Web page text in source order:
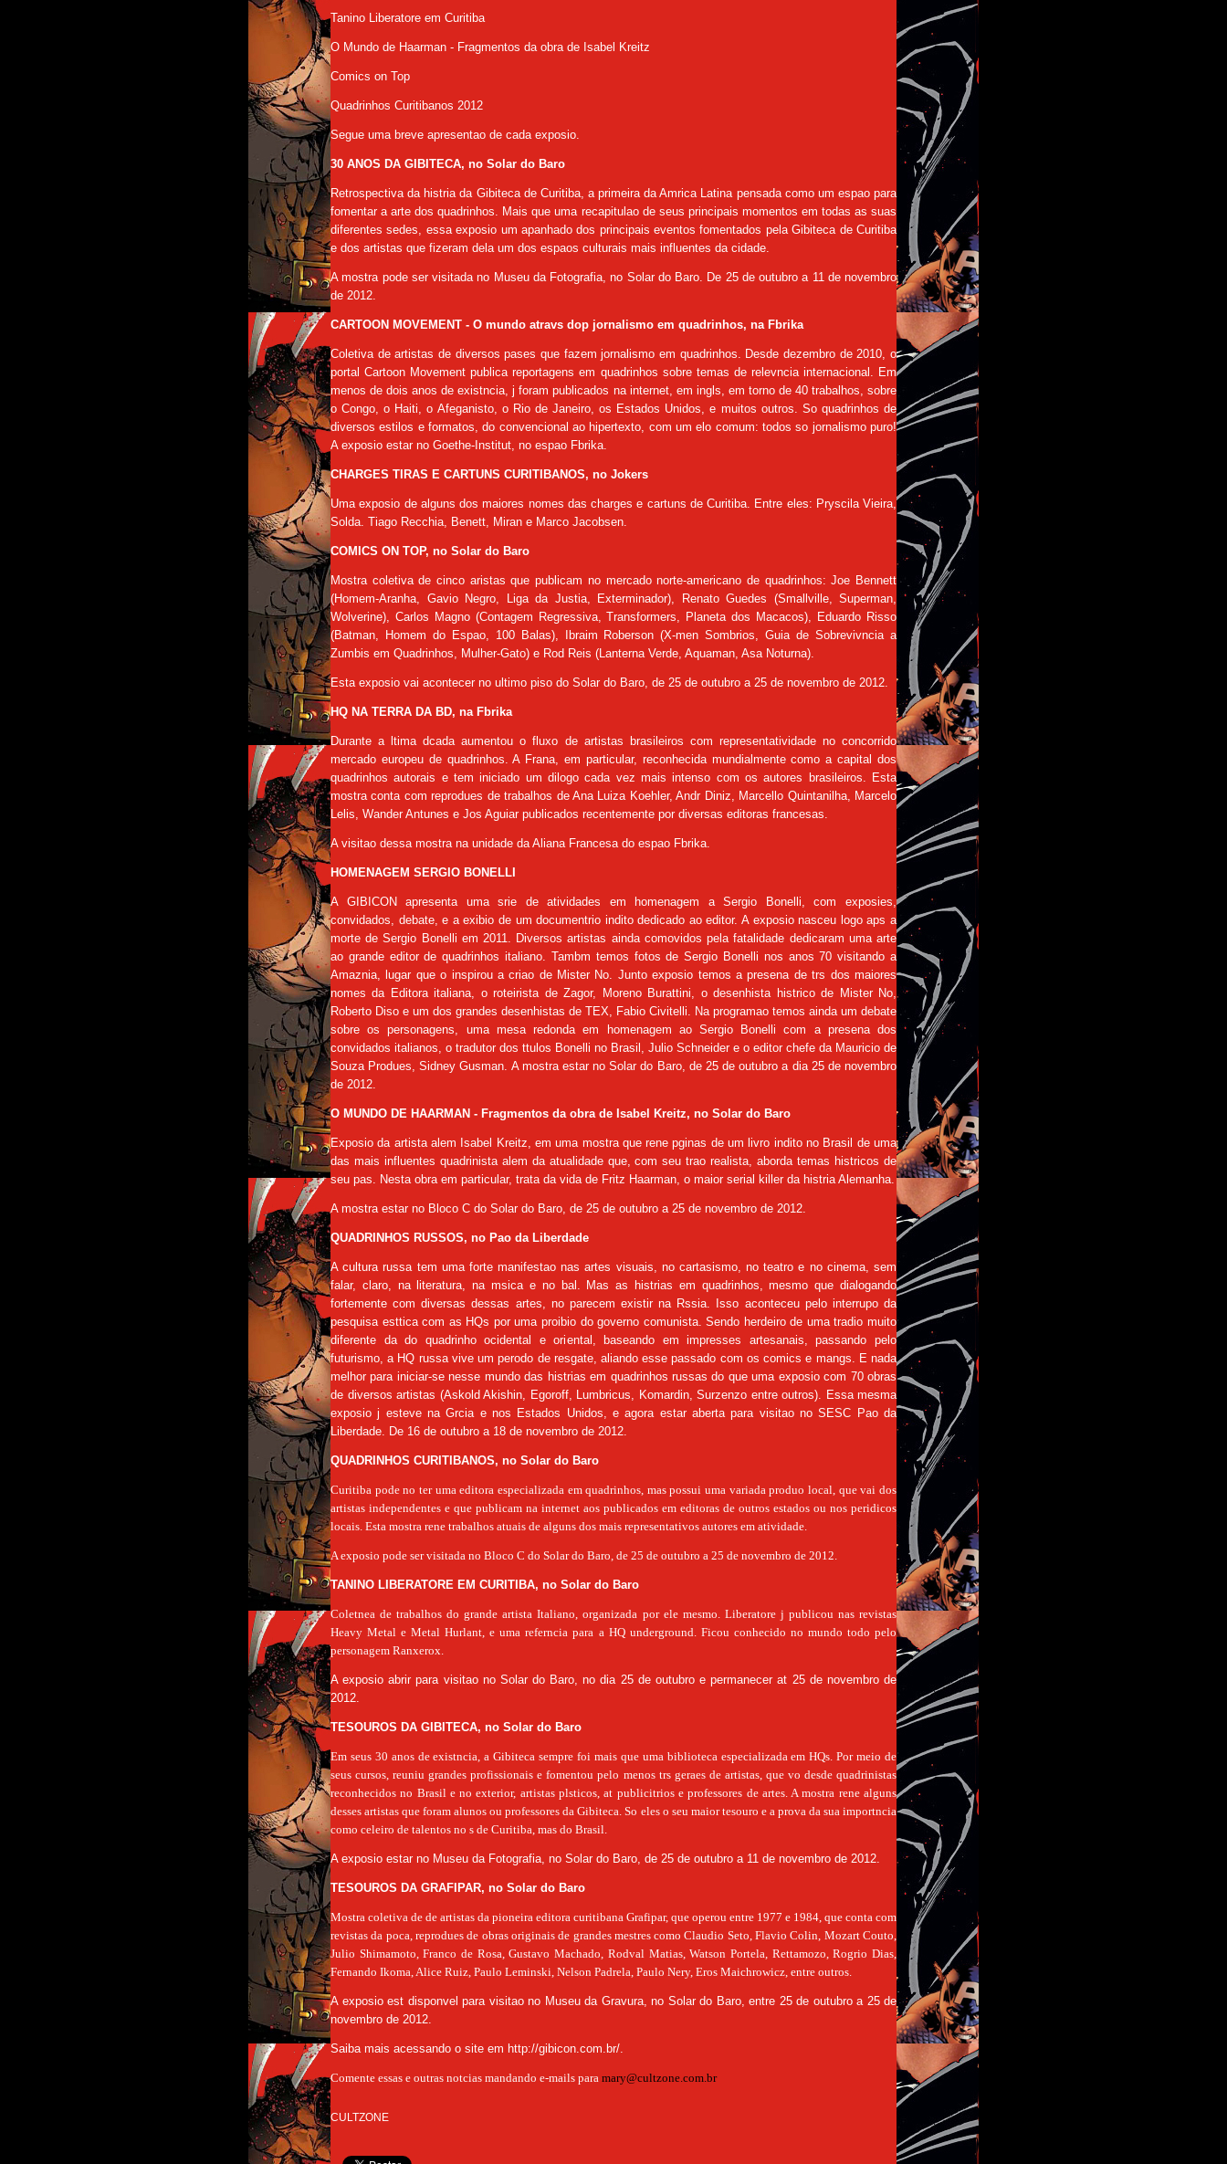
Tanino Liberatore em Curitiba
O Mundo de Haarman - Fragmentos da obra de Isabel Kreitz
Comics on Top
Quadrinhos Curitibanos 2012
Segue uma breve apresentao de cada exposio.
30 ANOS DA GIBITECA, no Solar do Baro
Retrospectiva da histria da Gibiteca de Curitiba, a primeira da Amrica Latina pensada como um espao para
fomentar a arte dos quadrinhos. Mais que uma recapitulao de seus principais momentos em todas as suas
diferentes sedes, essa exposio um apanhado dos principais eventos fomentados pela Gibiteca de Curitiba
e dos artistas que fizeram dela um dos espaos culturais mais influentes da cidade.
A mostra pode ser visitada no Museu da Fotografia, no Solar do Baro. De 25 de outubro a 11 de novembro
de 2012.
CARTOON MOVEMENT - O mundo atravs dop jornalismo em quadrinhos, na Fbrika
Coletiva de artistas de diversos pases que fazem jornalismo em quadrinhos. Desde dezembro de 2010, o
portal Cartoon Movement publica reportagens em quadrinhos sobre temas de relevncia internacional. Em
menos de dois anos de existncia, j foram publicados na internet, em ingls, em torno de 40 trabalhos, sobre
o Congo, o Haiti, o Afeganisto, o Rio de Janeiro, os Estados Unidos, e muitos outros. So quadrinhos de
diversos estilos e formatos, do convencional ao hipertexto, com um elo comum: todos so jornalismo puro!
A exposio estar no Goethe-Institut, no espao Fbrika.
CHARGES TIRAS E CARTUNS CURITIBANOS, no Jokers
Uma exposio de alguns dos maiores nomes das charges e cartuns de Curitiba. Entre eles: Pryscila Vieira,
Solda. Tiago Recchia, Benett, Miran e Marco Jacobsen.
COMICS ON TOP, no Solar do Baro
Mostra coletiva de cinco aristas que publicam no mercado norte-americano de quadrinhos: Joe Bennett
(Homem-Aranha, Gavio Negro, Liga da Justia, Exterminador), Renato Guedes (Smallville, Superman,
Wolverine), Carlos Magno (Contagem Regressiva, Transformers, Planeta dos Macacos), Eduardo Risso
(Batman, Homem do Espao, 100 Balas), Ibraim Roberson (X-men Sombrios, Guia de Sobrevivncia a
Zumbis em Quadrinhos, Mulher-Gato) e Rod Reis (Lanterna Verde, Aquaman, Asa Noturna).
Esta exposio vai acontecer no ultimo piso do Solar do Baro, de 25 de outubro a 25 de novembro de 2012.
HQ NA TERRA DA BD, na Fbrika
Durante a ltima dcada aumentou o fluxo de artistas brasileiros com representatividade no concorrido
mercado europeu de quadrinhos. A Frana, em particular, reconhecida mundialmente como a capital dos
quadrinhos autorais e tem iniciado um dilogo cada vez mais intenso com os autores brasileiros. Esta
mostra conta com reprodues de trabalhos de Ana Luiza Koehler, Andr Diniz, Marcello Quintanilha, Marcelo
Lelis, Wander Antunes e Jos Aguiar publicados recentemente por diversas editoras francesas.
A visitao dessa mostra na unidade da Aliana Francesa do espao Fbrika.
HOMENAGEM SERGIO BONELLI
A GIBICON apresenta uma srie de atividades em homenagem a Sergio Bonelli, com exposies,
convidados, debate, e a exibio de um documentrio indito dedicado ao editor. A exposio nasceu logo aps a
morte de Sergio Bonelli em 2011. Diversos artistas ainda comovidos pela fatalidade dedicaram uma arte
ao grande editor de quadrinhos italiano. Tambm temos fotos de Sergio Bonelli nos anos 70 visitando a
Amaznia, lugar que o inspirou a criao de Mister No. Junto exposio temos a presena de trs dos maiores
nomes da Editora italiana, o roteirista de Zagor, Moreno Burattini, o desenhista histrico de Mister No,
Roberto Diso e um dos grandes desenhistas de TEX, Fabio Civitelli. Na programao temos ainda um debate
sobre os personagens, uma mesa redonda em homenagem ao Sergio Bonelli com a presena dos
convidados italianos, o tradutor dos ttulos Bonelli no Brasil, Julio Schneider e o editor chefe da Mauricio de
Souza Produes, Sidney Gusman. A mostra estar no Solar do Baro, de 25 de outubro a dia 25 de novembro
de 2012.
O MUNDO DE HAARMAN - Fragmentos da obra de Isabel Kreitz, no Solar do Baro
Exposio da artista alem Isabel Kreitz, em uma mostra que rene pginas de um livro indito no Brasil de uma
das mais influentes quadrinista alem da atualidade que, com seu trao realista, aborda temas histricos de
seu pas. Nesta obra em particular, trata da vida de Fritz Haarman, o maior serial killer da histria Alemanha.
A mostra estar no Bloco C do Solar do Baro, de 25 de outubro a 25 de novembro de 2012.
QUADRINHOS RUSSOS, no Pao da Liberdade
A cultura russa tem uma forte manifestao nas artes visuais, no cartasismo, no teatro e no cinema, sem
falar, claro, na literatura, na msica e no bal. Mas as histrias em quadrinhos, mesmo que dialogando
fortemente com diversas dessas artes, no parecem existir na Rssia. Isso aconteceu pelo interrupo da
pesquisa esttica com as HQs por uma proibio do governo comunista. Sendo herdeiro de uma tradio muito
diferente da do quadrinho ocidental e oriental, baseando em impresses artesanais, passando pelo
futurismo, a HQ russa vive um perodo de resgate, aliando esse passado com os comics e mangs. E nada
melhor para iniciar-se nesse mundo das histrias em quadrinhos russas do que uma exposio com 70 obras
de diversos artistas (Askold Akishin, Egoroff, Lumbricus, Komardin, Surzenzo entre outros). Essa mesma
exposio j esteve na Grcia e nos Estados Unidos, e agora estar aberta para visitao no SESC Pao da
Liberdade. De 16 de outubro a 18 de novembro de 2012.
QUADRINHOS CURITIBANOS, no Solar do Baro
Curitiba pode no ter uma editora especializada em quadrinhos, mas possui uma variada produo local, que vai dos
artistas independentes e que publicam na internet aos publicados em editoras de outros estados ou nos peridicos
locais. Esta mostra rene trabalhos atuais de alguns dos mais representativos autores em atividade.
A exposio pode ser visitada no Bloco C do Solar do Baro, de 25 de outubro a 25 de novembro de 2012.
TANINO LIBERATORE EM CURITIBA, no Solar do Baro
Coletnea de trabalhos do grande artista Italiano, organizada por ele mesmo. Liberatore j publicou nas revistas
Heavy Metal e Metal Hurlant, e uma referncia para a HQ underground. Ficou conhecido no mundo todo pelo
personagem Ranxerox.
A exposio abrir para visitao no Solar do Baro, no dia 25 de outubro e permanecer at 25 de novembro de
2012.
TESOUROS DA GIBITECA, no Solar do Baro
Em seus 30 anos de existncia, a Gibiteca sempre foi mais que uma biblioteca especializada em HQs. Por meio de
seus cursos, reuniu grandes profissionais e fomentou pelo menos trs geraes de artistas, que vo desde quadrinistas
reconhecidos no Brasil e no exterior, artistas plsticos, at publicitrios e professores de artes. A mostra rene alguns
desses artistas que foram alunos ou professores da Gibiteca. So eles o seu maior tesouro e a prova da sua importncia
como celeiro de talentos no s de Curitiba, mas do Brasil.
A exposio estar no Museu da Fotografia, no Solar do Baro, de 25 de outubro a 11 de novembro de 2012.
TESOUROS DA GRAFIPAR, no Solar do Baro
Mostra coletiva de de artistas da pioneira editora curitibana Grafipar, que operou entre 1977 e 1984, que conta com
revistas da poca, reprodues de obras originais de grandes mestres como Claudio Seto, Flavio Colin, Mozart Couto,
Julio Shimamoto, Franco de Rosa, Gustavo Machado, Rodval Matias, Watson Portela, Rettamozo, Rogrio Dias,
Fernando Ikoma, Alice Ruiz, Paulo Leminski, Nelson Padrela, Paulo Nery, Eros Maichrowicz, entre outros.
A exposio est disponvel para visitao no Museu da Gravura, no Solar do Baro, entre 25 de outubro a 25 de
novembro de 2012.
Saiba mais acessando o site em http://gibicon.com.br/.
Comente essas e outras notcias mandando e-mails para mary@cultzone.com.br
CULTZONE